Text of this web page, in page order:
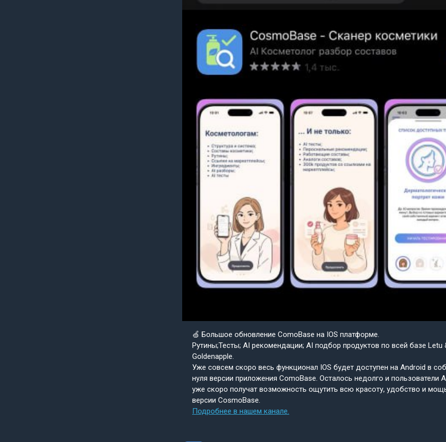
🍏 Большое обновление ComoBase на IOS платформе.
Рутины;Тесты; AI рекомендации; AI подбор продуктов по всей базе Letu
Goldenapple.
Уже совсем скоро весь функционал IOS будет доступен на Android в
нуля версии приложения ComoBase. Осталось недолго и пользователи
уже скоро получат возможность ощутить всю красоту, удобство и
версии CosmoBase.
Подробнее в нашем канале.